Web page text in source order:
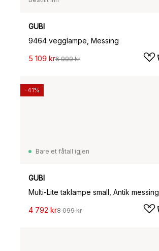
GUBI
9464 vegglampe, Messing
5 109 kr6 999 kr
Bare et fåtall igjen
GUBI
Multi-Lite taklampe small, Antik messing
4 792 kr8 099 kr
-41%